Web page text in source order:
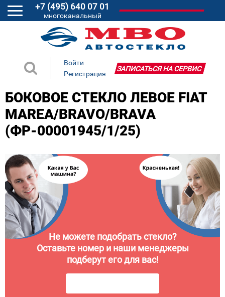
+7 (495) 640 07 01
многоканальный
Войти
Регистрация
ЗАПИСАТЬСЯ НА СЕРВИС
БОКОВОЕ СТЕКЛО ЛЕВОЕ FIAT
MAREA/BRAVO/BRAVA
(ФР-00001945/1/25)
Не можете подобрать стекло?
Оставьте номер и наши менеджеры
подберут его для вас!